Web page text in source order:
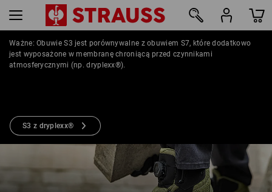
Ważne: Obuwie S3 jest porównywalne z obuwiem S7, które dodatkowo
jest wyposażone w membranę chroniącą przed czynnikami
atmosferycznymi (np. dryplexx®).
S3 z dryplexx®
22